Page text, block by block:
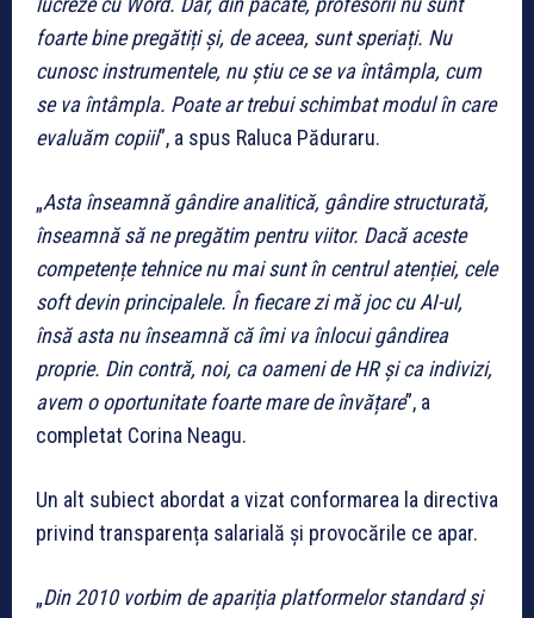
foarte bine pregătiți și, de aceea, sunt speriați. Nu
cunosc instrumentele, nu știu ce se va întâmpla, cum
se va întâmpla. Poate ar trebui schimbat modul în care
evaluăm copiii”, a spus Raluca Păduraru.
„Asta înseamnă gândire analitică, gândire structurată,
înseamnă să ne pregătim pentru viitor. Dacă aceste
competențe tehnice nu mai sunt în centrul atenției, cele
soft devin principalele. În fiecare zi mă joc cu AI-ul,
însă asta nu înseamnă că îmi va înlocui gândirea
proprie. Din contră, noi, ca oameni de HR și ca indivizi,
avem o oportunitate foarte mare de învățare”, a
completat Corina Neagu.
Un alt subiect abordat a vizat conformarea la directiva
privind transparența salarială și provocările ce apar.
„Din 2010 vorbim de apariția platformelor standard și